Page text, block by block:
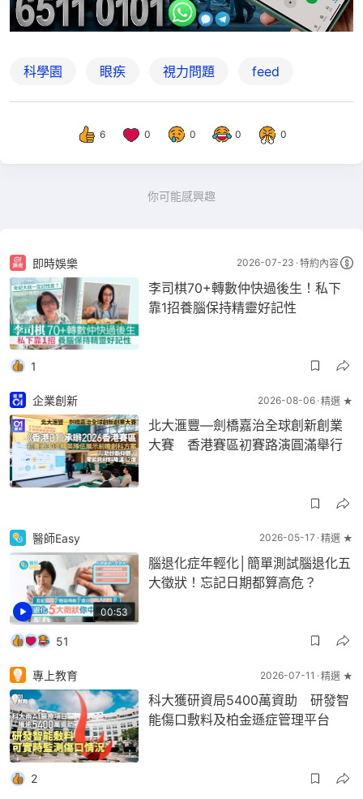
科學園 眼疾 視力問題 feed
6 0 0 0 0
你可能感興趣
即時娛樂 2026-07-23 特約內容
李司棋70+轉數仲快過後生！私下
靠1招養腦保持精靈好記性
1
企業創新 2026-08-06 精選 ★
北大滙豐—劍橋嘉治全球創新創業
大賽 香港賽區初賽路演圓滿舉行
00:53
醫師Easy 2026-05-17 精選 ★
腦退化症年輕化│簡單測試腦退化五
大徵狀！忘記日期都算高危？
51
專上教育 2026-07-11 精選 ★
科大獲研資局5400萬資助 研發智
能傷口敷料及柏金遜症管理平台
2